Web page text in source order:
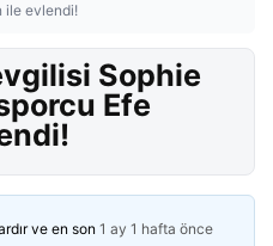
ile evlendi!
Sophie
Efe
ve en son 1 ay 1 hafta önce